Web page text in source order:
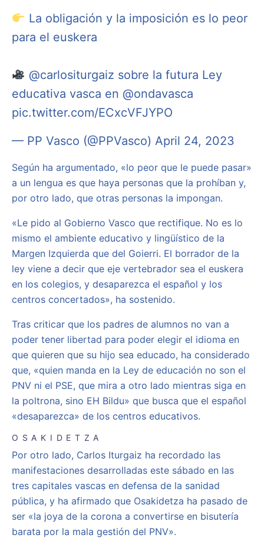
La obligación y la imposición es lo peor
para el euskera
@carlositurgaiz sobre la futura Ley
educativa vasca en @ondavasca
pic.twitter.com/ECxcVFJYPO
— PP Vasco (@PPVasco) April 24, 2023
Según ha argumentado, «lo peor que le puede pasar»
a un lengua es que haya personas que la prohíban y,
por otro lado, que otras personas la impongan.
«Le pido al Gobierno Vasco que rectifique. No es lo
mismo el ambiente educativo y lingüístico de la
Margen Izquierda que del Goierri. El borrador de la
ley viene a decir que eje vertebrador sea el euskera
en los colegios, y desaparezca el español y los
centros concertados», ha sostenido.
Tras criticar que los padres de alumnos no van a
poder tener libertad para poder elegir el idioma en
que quieren que su hijo sea educado, ha considerado
que, «quien manda en la Ley de educación no son el
PNV ni el PSE, que mira a otro lado mientras siga en
la poltrona, sino EH Bildu» que busca que el español
«desaparezca» de los centros educativos.
OSAKIDETZA
Por otro lado, Carlos Iturgaiz ha recordado las
manifestaciones desarrolladas este sábado en las
tres capitales vascas en defensa de la sanidad
pública, y ha afirmado que Osakidetza ha pasado de
ser «la joya de la corona a convertirse en bisutería
barata por la mala gestión del PNV».